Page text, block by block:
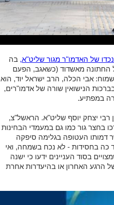
של האדמו"ר מגור שליט"א, בה
החתונה מאשדוד (כשאגב, הפעם
אבי הכלה, הרב ישראל יוד, הוא
הנישואין שורה של אדמו"רים,
במפתיע.
רבי יצחק יוסף שליט"א. הראשל"צ,
בחצר גור כמו גם במעמדי הבחינות
דמותו העטופה בגלימה סיפקה
כה בחסידות - לא נכח בשמחה, ואי
בסוד העניינים ידעו כי ישנה
הרגע האחרון או בהיעדרות אחרת